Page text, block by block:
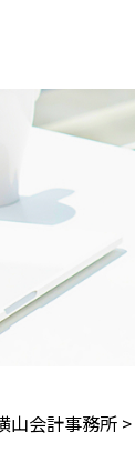
山会計事務所 >